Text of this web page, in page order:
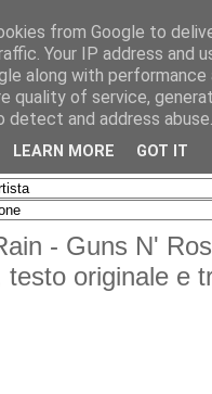
- Guns N'
testo originale e
from Google to
Your IP address and
along with
quality of service,
and address abuse.
LEARN MORE GOT IT